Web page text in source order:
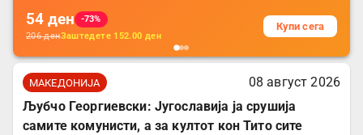
54 ден
-73%
206денЗаштедете 152.00 ден
Купи сега
МАКЕДОНИЈА
08 август 2026
Љубчо Георгиевски: Југославија ја срушија
самите комунисти, а за култот кон Тито сите